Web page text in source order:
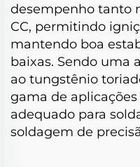
desempenho tanto
CC, permitindo
mantendo boa
baixas. Sendo uma
ao tungstênio
gama de
adequado para
soldagem de